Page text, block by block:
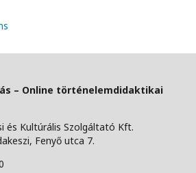
– Online történelemdidaktikai
és Kultúrális Szolgáltató Kft.
Fenyő utca 7.